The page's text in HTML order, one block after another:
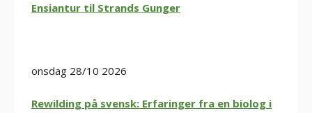
Ensiantur til Strands Gunger
onsdag 28/10 2026
Rewilding på svensk: Erfaringer fra en biolog i